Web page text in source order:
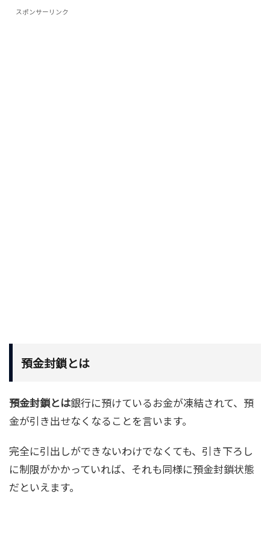
スポンサーリンク
預金封鎖とは
預金封鎖とは銀行に預けているお金が凍結されて、預
金が引き出せなくなることを言います。
完全に引出しができないわけでなくても、引き下ろし
に制限がかかっていれば、それも同様に預金封鎖状態
だといえます。